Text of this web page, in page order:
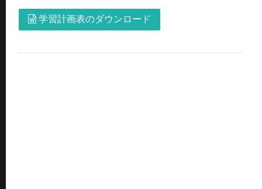
学習計画表のダウンロード